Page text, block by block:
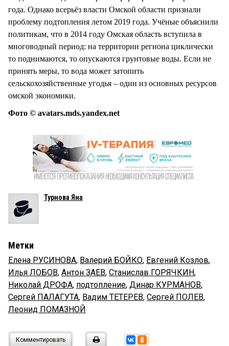
года. Однако всерьёз власти Омской области признали
проблему подтопления летом 2019 года. Учёные объяснили
политикам, что в 2014 году Омская область вступила в
многоводный период: на территории региона циклически
то поднимаются, то опускаются грунтовые воды. Если не
принять меры, то вода может затопить
сельскохозяйственные угодья – один из основных ресурсов
омской экономики.
Фото © avatars.mds.yandex.net
Турнова Яна
Метки
Елена РУСИНОВА, Валерий БОЙКО, Евгений Козлов,
Илья ЛОБОВ, Антон ЗАЕВ, Станислав ГОРЯЧКИН,
Николай ДРОФА, подтопление, Динар КУРМАНОВ,
Сергей ПАЛАГУТА, Вадим ТЕТЕРЕВ, Сергей ПОЛЕВ,
Леонид ПОМАЗНОЙ
Комментировать